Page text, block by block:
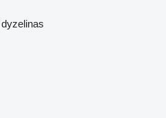
dyzelinas